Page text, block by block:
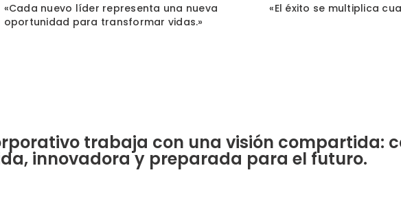
«Cada nuevo líder representa una nueva
oportunidad para transformar vidas.»
«El éxito se multiplica
trabaja con una visión compartida:
innovadora y preparada para el futuro.